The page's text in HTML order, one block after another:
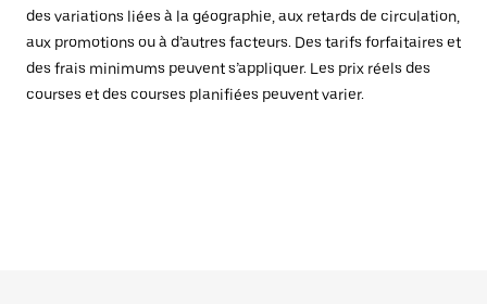
des variations liées à la géographie, aux retards de circulation,
aux promotions ou à d’autres facteurs. Des tarifs forfaitaires et
des frais minimums peuvent s’appliquer. Les prix réels des
courses et des courses planifiées peuvent varier.